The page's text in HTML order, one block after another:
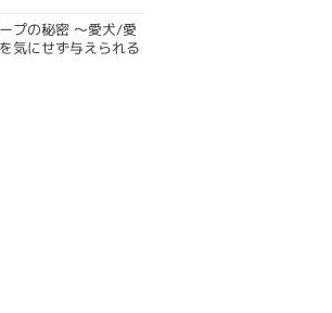
プの秘密 〜愛犬/愛
気にせず与えられる